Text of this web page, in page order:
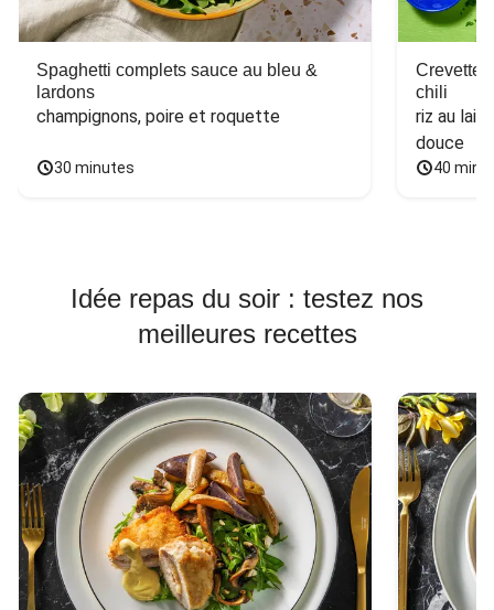
Spaghetti complets sauce au bleu &
lardons
champignons, poire et roquette
30 minutes
chili
riz au lait
40
Idée repas du soir : testez nos
meilleures recettes